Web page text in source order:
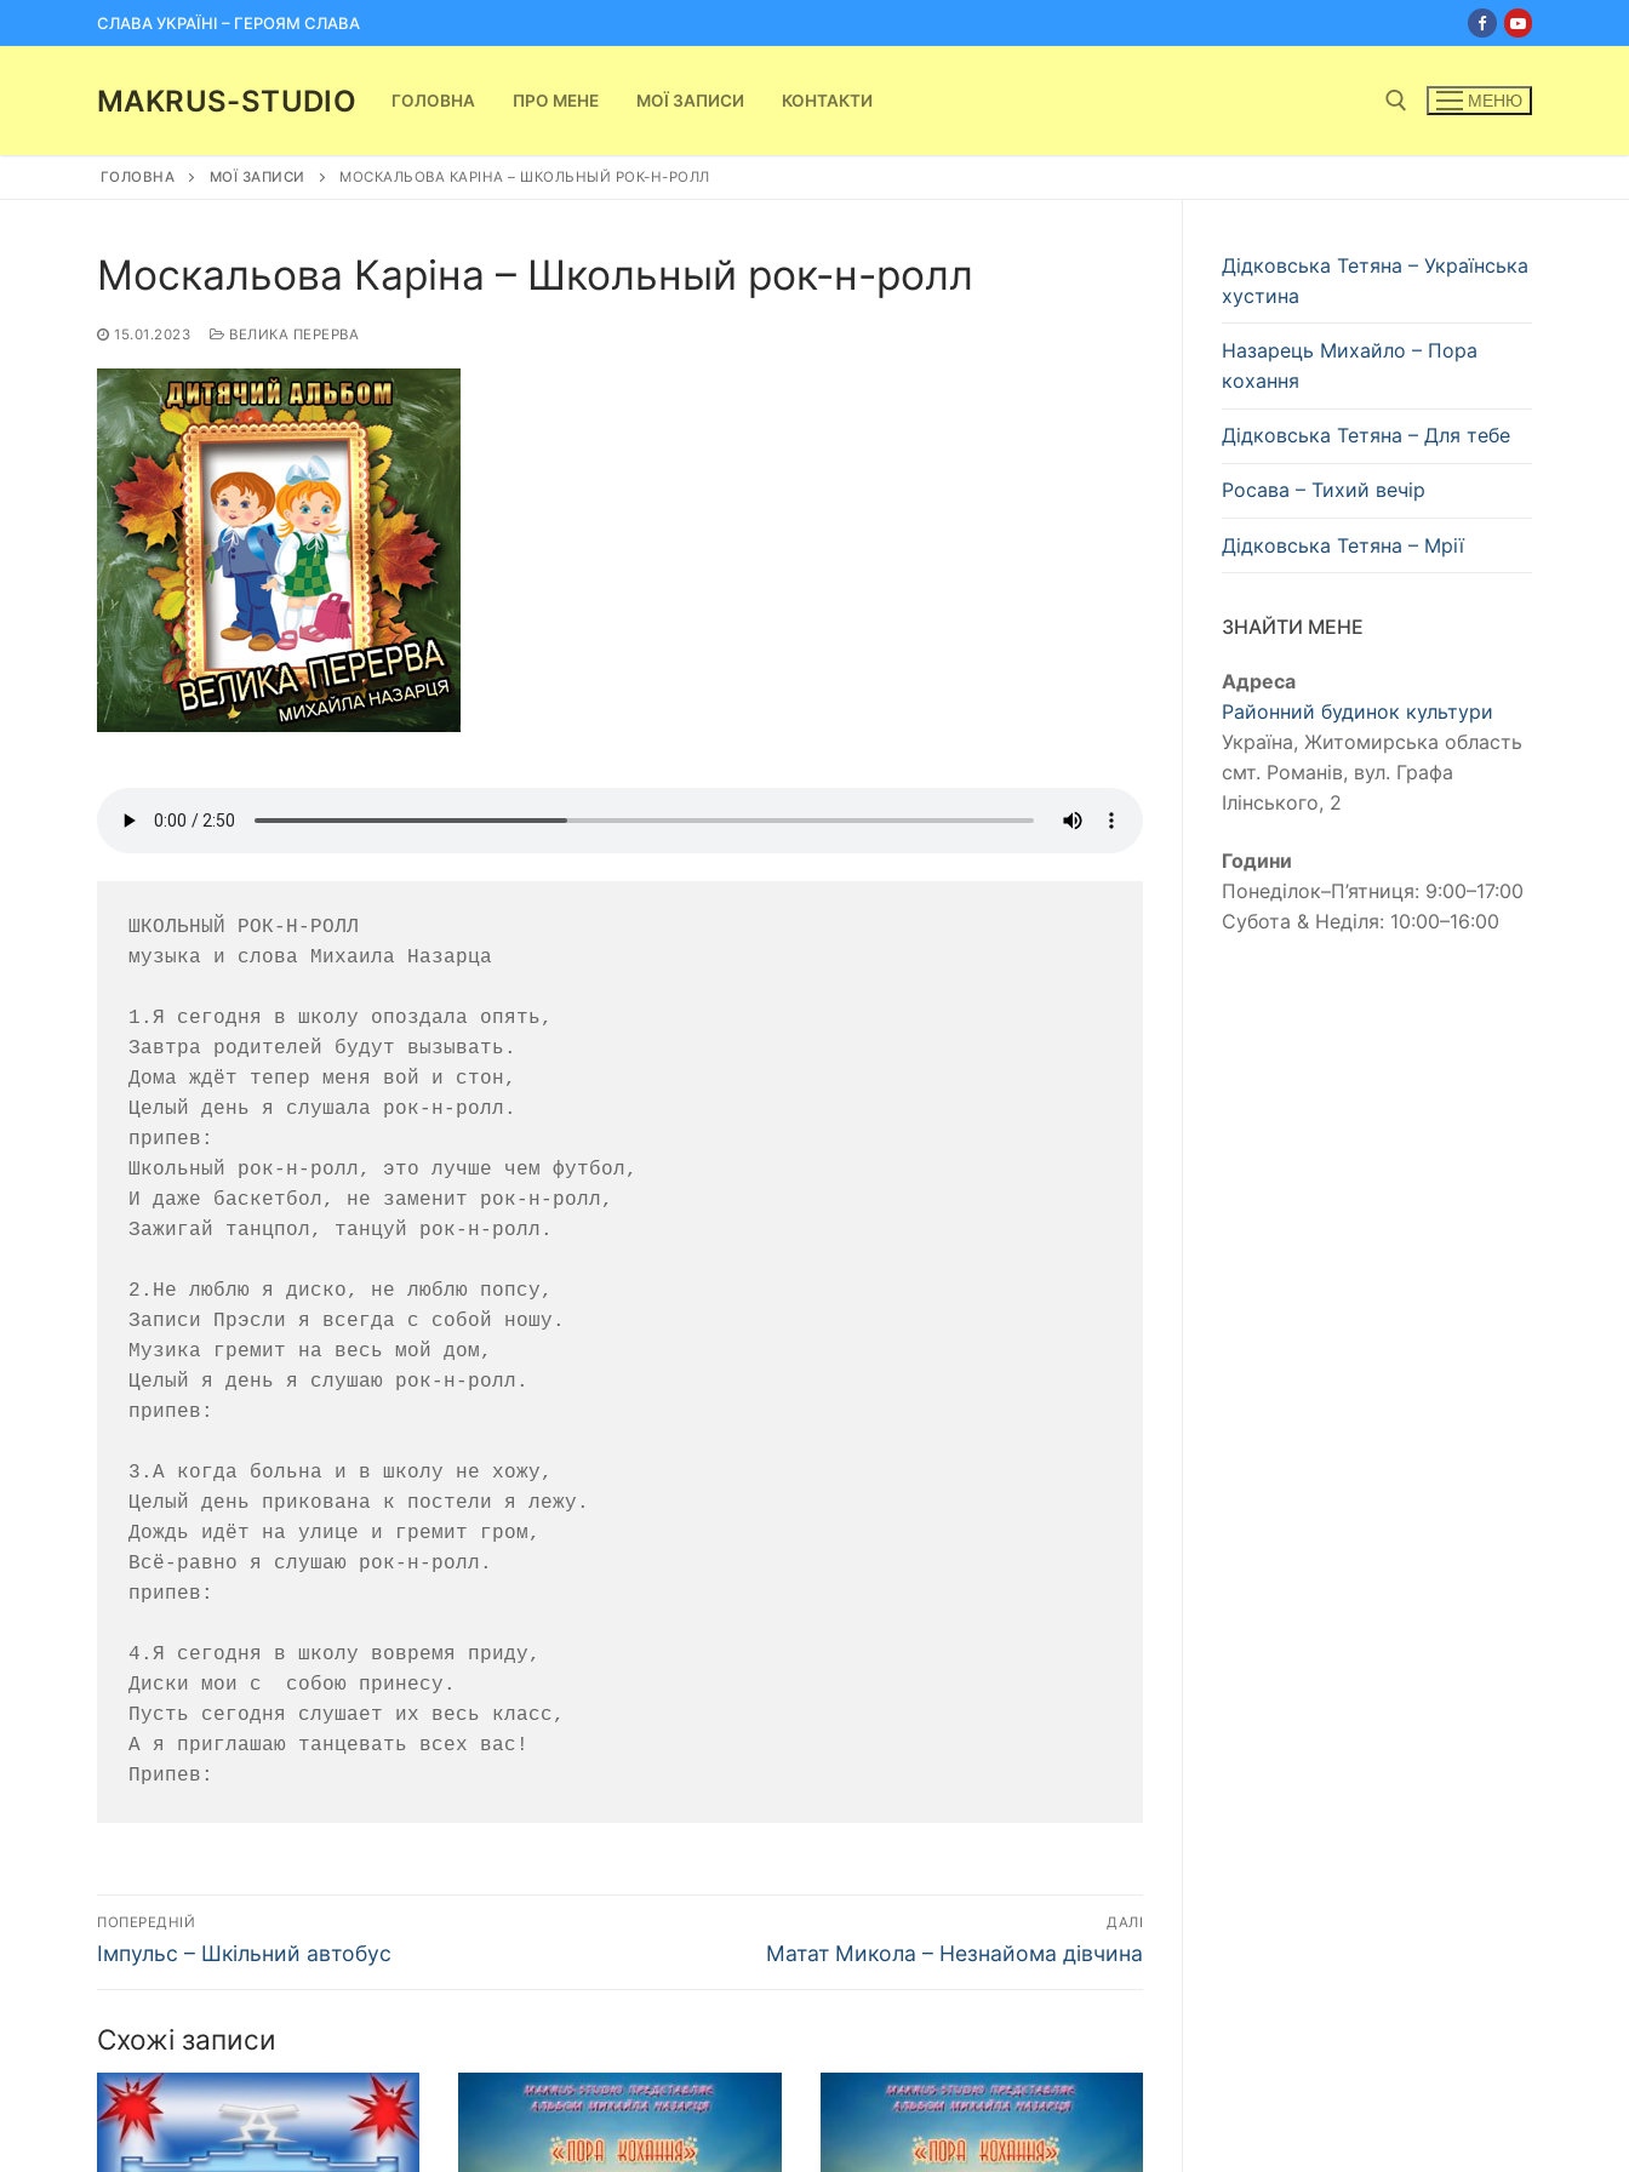
до
СЛАВА УКРАЇНІ – ГЕРОЯМ СЛАВА
MAKRUS-STUDIO ГОЛОВНА ПРО МЕНЕ МОЇ ЗАПИСИ КОНТАКТИ МЕНЮ
ГОЛОВНА МОЇ ЗАПИСИ МОСКАЛЬОВА КАРІНА – ШКОЛЬНЫЙ РОК-Н-РОЛЛ
Москальова Каріна – Школьный рок-н-ролл
15.01.2023 ВЕЛИКА ПЕРЕРВА
ШКОЛЬНЫЙ РОК-Н-РОЛЛ
музыка и слова Михаила Назарца
1.Я сегодня в школу опоздала опять,
Завтра родителей будут вызывать.
Дома ждёт тепер меня вой и стон,
Целый день я слушала рок-н-ролл.
припев:
Школьный рок-н-ролл, это лучше чем футбол,
И даже баскетбол, не заменит рок-н-ролл,
Зажигай танцпол, танцуй рок-н-ролл.
2.Не люблю я диско, не люблю попсу,
Записи Прэсли я всегда с собой ношу.
Музика гремит на весь мой дом,
Целый я день я слушаю рок-н-ролл.
припев:
3.А когда больна и в школу не хожу,
Целый день прикована к постели я лежу.
Дождь идёт на улице и гремит гром,
Всё-равно я слушаю рок-н-ролл.
припев:
4.Я сегодня в школу вовремя приду,
Диски мои с  собою принесу.
Пусть сегодня слушает их весь класс,
А я приглашаю танцевать всех вас!
Навігація
записів
ПОПЕРЕДНІЙ
Попередній
Імпульс – Шкільний автобус
ДАЛІ
Наступний
Матат Микола – Незнайома дівчина
Схожі записи
Дідковська Тетяна – Українська
хустина
Назарець Михайло – Пора
кохання
Дідковська Тетяна – Для тебе
Росава – Тихий вечір
Дідковська Тетяна – Мрії
ЗНАЙТИ МЕНЕ
Адреса
Районний будинок культури
Україна, Житомирська область
смт. Романів, вул. Графа
Ілінського, 2
Години
Понеділок–П’ятниця: 9:00–17:00
Субота & Неділя: 10:00–16:00